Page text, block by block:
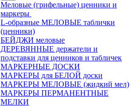
Меловые (грифельные) ценники и
маркеры
L-образные МЕЛОВЫЕ таблички
(ценники)
БЕЙДЖИ меловые
ДЕРЕВЯННЫЕ держатели и
подставки для ценников и табличек
МАРКЕРНЫЕ ДОСКИ
МАРКЕРЫ для БЕЛОЙ доски
МАРКЕРЫ МЕЛОВЫЕ (жидкий мел)
МАРКЕРЫ ПЕРМАНЕНТНЫЕ
МЕЛКИ